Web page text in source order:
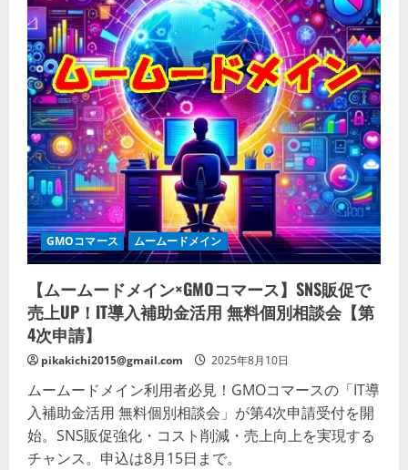
GMOコマース ムームードメイン
【ムームードメイン×GMOコマース】SNS販促で
売上UP！IT導入補助金活用 無料個別相談会【第
4次申請】
pikakichi2015@gmail.com 2025年8月10日
ムームードメイン利用者必見！GMOコマースの「IT導
入補助金活用 無料個別相談会」が第4次申請受付を開
始。SNS販促強化・コスト削減・売上向上を実現する
チャンス。申込は8月15日まで。